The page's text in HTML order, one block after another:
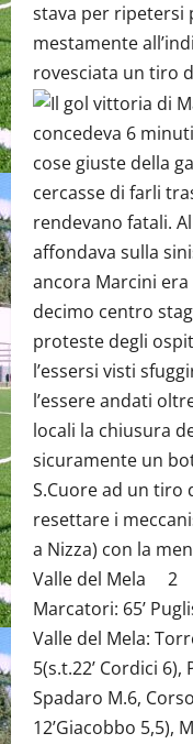
stava per ripetersi
mestamente
rovesciata un tiro
concedeva 6
cose giuste della
cercasse di farli
rendevano fatali.
affondava sulla
ancora Marcini
decimo centro
proteste degli
l’essersi visti
l’essere andati
locali la chiusura
sicuramente un
S.Cuore ad un tiro
resettare i
a Nizza) con la
Valle del Mela
Marcatori: 65’
Valle del Mela:
5(s.t.22’ Cordici 6),
Spadaro M.6,
12’Giacobbo 5,5),